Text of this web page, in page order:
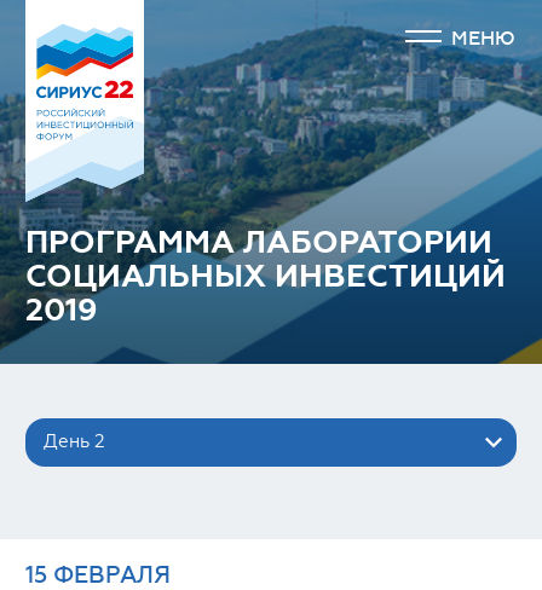
МЕНЮ
ПРОГРАММА ЛАБОРАТОРИИ
СОЦИАЛЬНЫХ ИНВЕСТИЦИЙ
2019
День 2
15 ФЕВРАЛЯ